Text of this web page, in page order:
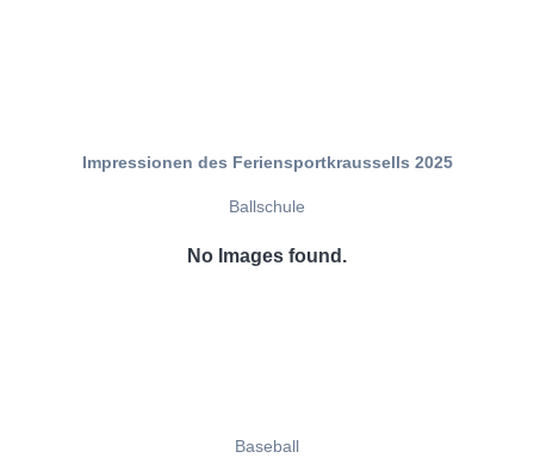
Impressionen des Feriensportkraussells 2025
Ballschule
No Images found.
Baseball